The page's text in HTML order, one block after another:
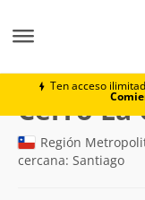
Ten acceso
Cerro La
Región
cercana: Santiago